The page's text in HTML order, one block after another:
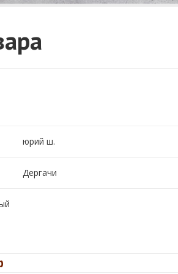
юрий ш.
Дергачи